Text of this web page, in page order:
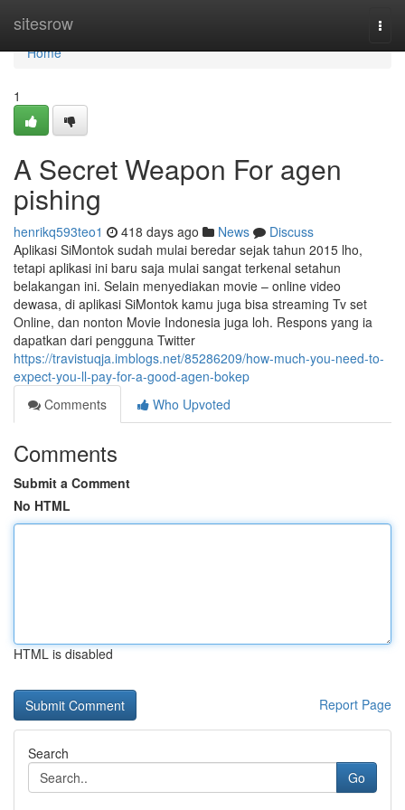
sitesrow
Home
Home
1
A Secret Weapon For agen
pishing
henrikq593teo1 418 days ago News
Discuss
Aplikasi SiMontok sudah mulai beredar sejak tahun 2015 lho,
tetapi aplikasi ini baru saja mulai sangat terkenal setahun
belakangan ini. Selain menyediakan movie – online video
dewasa, di aplikasi SiMontok kamu juga bisa streaming Tv set
Online, dan nonton Movie Indonesia juga loh. Respons yang ia
dapatkan dari pengguna Twitter
https://travistuqja.imblogs.net/85286209/how-much-you-need-to-
expect-you-ll-pay-for-a-good-agen-bokep
Comments
Who Upvoted
Comments
Submit a Comment
No HTML
HTML is disabled
Report Page
Search
Go